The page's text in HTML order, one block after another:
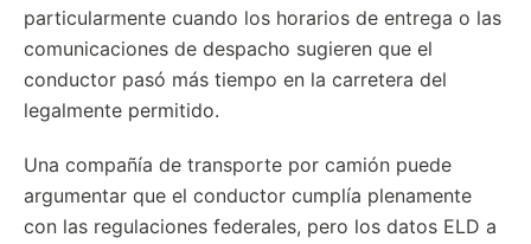
particularmente cuando los horarios de entrega o las
comunicaciones de despacho sugieren que el
conductor pasó más tiempo en la carretera del
legalmente permitido.
Una compañía de transporte por camión puede
argumentar que el conductor cumplía plenamente
con las regulaciones federales, pero los datos ELD a